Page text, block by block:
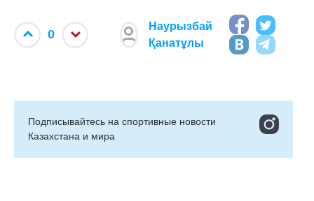
0
Наурызбай
Қанатұлы
Подписывайтесь на cпортивные новости
Казахстана и мира